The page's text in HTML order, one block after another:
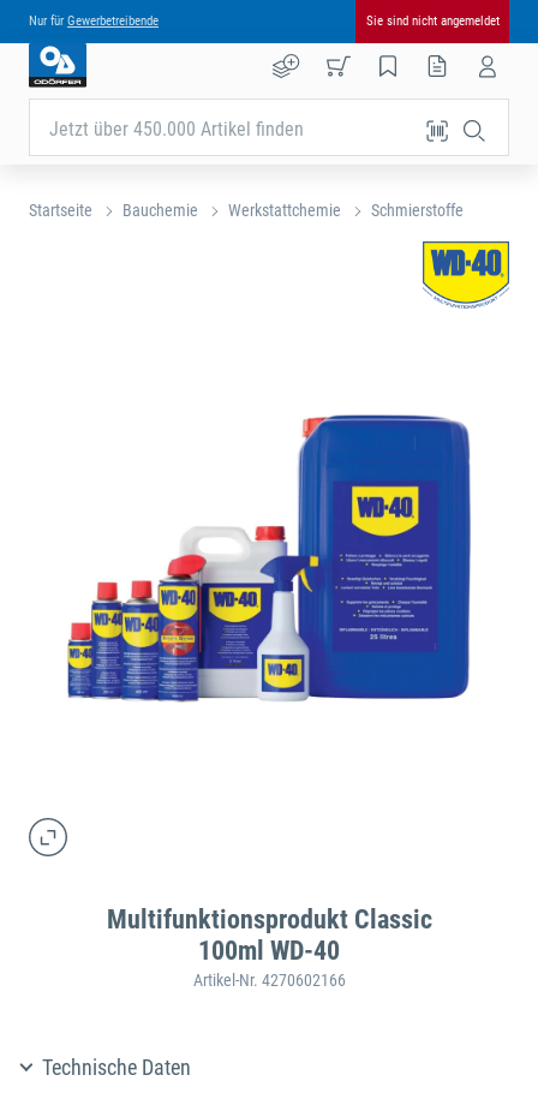
Nur für Gewerbetreibende Sie sind nicht angemeldet
Jetzt über 450.000 Artikel finden
Startseite Bauchemie Werkstattchemie Schmierstoffe
Multifunktionsprodukt Classic
100ml WD-40
Artikel-Nr. 4270602166
Technische Daten